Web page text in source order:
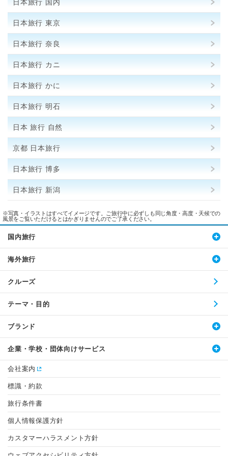
日本旅行 国内
日本旅行 東京
日本旅行 奈良
日本旅行 カニ
日本旅行 かに
日本旅行 明石
日本 旅行 自然
京都 日本旅行
日本旅行 博多
日本旅行 新潟
※写真・イラストはすべてイメージです。ご旅行中に必ずしも同じ角度・高度・天候での
風景をご覧いただけるとはかぎりませんのでご了承ください。
国内旅行
海外旅行
クルーズ
テーマ・目的
ブランド
企業・学校・団体向けサービス
会社案内
標識・約款
旅行条件書
個人情報保護方針
カスタマーハラスメント方針